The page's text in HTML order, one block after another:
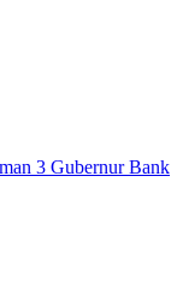
3 Gubernur Bank